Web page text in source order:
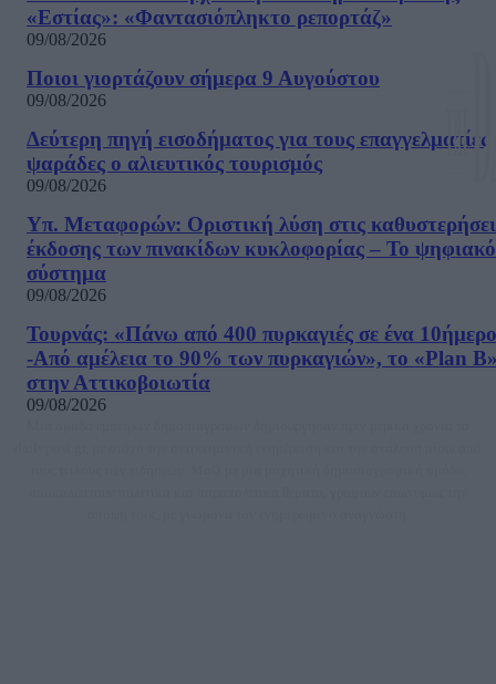
«Εστίας»: «Φαντασιόπληκτο ρεπορτάζ»
09/08/2026
Ποιοι γιορτάζουν σήμερα 9 Αυγούστου
09/08/2026
Δεύτερη πηγή εισοδήματος για τους επαγγελματίες
ψαράδες ο αλιευτικός τουρισμός
09/08/2026
Υπ. Μεταφορών: Οριστική λύση στις
έκδοσης των πινακίδων κυκλοφορίας – Το ψηφιακό
σύστημα
09/08/2026
Τουρνάς: «Πάνω από 400 πυρκαγιές σε ένα 10ήμερο
-Από αμέλεια το 90% των πυρκαγιών», το «Plan
στην Αττικοβοιωτία
09/08/2026